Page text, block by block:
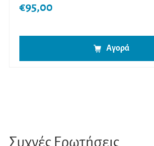
€95,00
Αγορά
Συχνές Ερωτήσεις